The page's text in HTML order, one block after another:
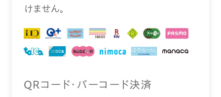
けません。
QRコード・バーコード決済